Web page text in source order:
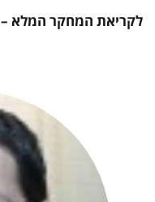
לקריאת המחקר המלא –